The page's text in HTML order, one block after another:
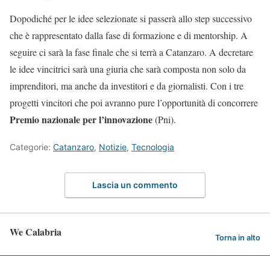
Dopodiché per le idee selezionate si passerà allo step successivo
che è rappresentato dalla fase di formazione e di mentorship. A
seguire ci sarà la fase finale che si terrà a Catanzaro. A decretare
le idee vincitrici sarà una giuria che sarà composta non solo da
imprenditori, ma anche da investitori e da giornalisti. Con i tre
progetti vincitori che poi avranno pure l’opportunità di concorrere
Premio nazionale per l’innovazione(Pni).
Categorie: Catanzaro, Notizie, Tecnologia
Lascia un commento
We Calabria Torna in alto